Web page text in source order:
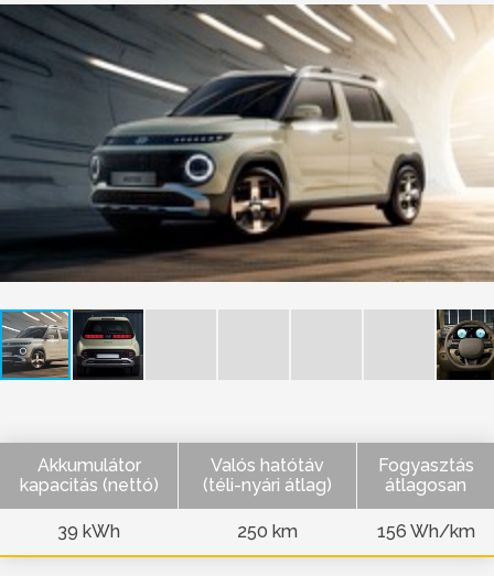
Akkumulátor
kapacitás (nettó)
Valós hatótáv
(téli-nyári átlag)
Fogyasztás
átlagosan
39 kWh 250 km 156 Wh/km